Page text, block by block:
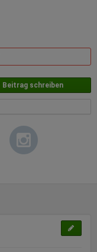
Beitrag schreiben